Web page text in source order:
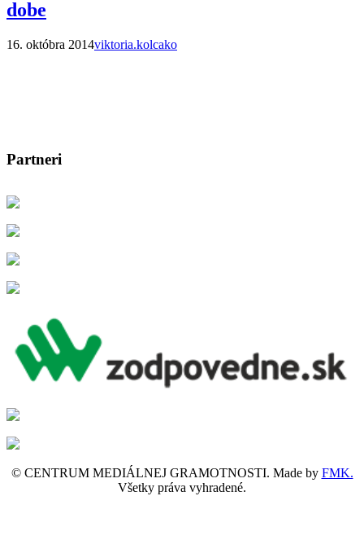
dobe
16. októbra 2014viktoria.kolcako
Partneri
© CENTRUM MEDIÁLNEJ GRAMOTNOSTI. Made by FMK.
Všetky práva vyhradené.